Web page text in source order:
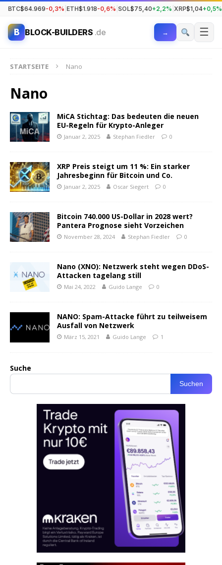
BTC$64.969-0,3% ETH$1.918-0,6% SOL$75,40+2,2% XRP$1,04+0,5%
B BLOCK-BUILDERS .de → ☰
STARTSEITE Nano
Nano
MiCA Stichtag: Das bedeuten die neuen
EU-Regeln für Krypto-Anleger
Januar 2, 2025 Stephan Fiedler 0
XRP Preis steigt um 11 %: Ein starker
Jahresbeginn für Bitcoin und Co.
Januar 2, 2025 Oscar Siegert 0
Bitcoin 740.000 US-Dollar in 2028 wert?
Pantera Prognose sieht Vorzeichen
November 28, 2024 Stephan Fiedler 0
Nano (XNO): Netzwerk steht wegen DDoS-
Attacken tagelang still
Mai 24, 2022 Guido Lange 0
NANO: Spam-Attacke führt zu teilweisem
Ausfall von Netzwerk
März 15, 2021 Guido Lange 1
Suche
Suchen